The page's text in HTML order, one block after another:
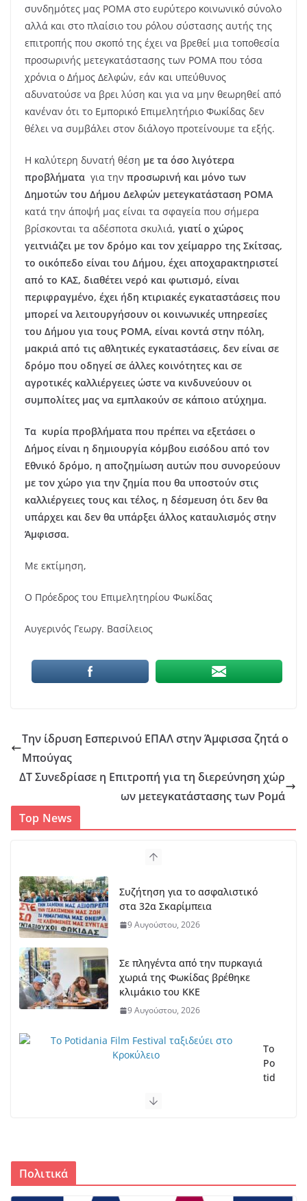
συνδημότες μας ΡΟΜΑ στο ευρύτερο κοινωνικό σύνολο
αλλά και στο πλαίσιο του ρόλου σύστασης αυτής της
επιτροπής που σκοπό της έχει να βρεθεί μια τοποθεσία
προσωρινής μετεγκατάστασης των ΡΟΜΑ που τόσα
χρόνια ο Δήμος Δελφών, εάν και υπεύθυνος
αδυνατούσε να βρει λύση και για να μην θεωρηθεί από
κανέναν ότι το Εμπορικό Επιμελητήριο Φωκίδας δεν
θέλει να συμβάλει στον διάλογο προτείνουμε τα εξής.
Η καλύτερη δυνατή θέση με τα όσο λιγότερα
προβλήματα για την προσωρινή και μόνο των
Δημοτών του Δήμου Δελφών μετεγκατάσταση ΡΟΜΑ
κατά την άποψή μας είναι τα σφαγεία που σήμερα
βρίσκονται τα αδέσποτα σκυλιά, γιατί ο χώρος
γειτνιάζει με τον δρόμο και τον χείμαρρο της Σκίτσας,
το οικόπεδο είναι του Δήμου, έχει αποχαρακτηριστεί
από το ΚΑΣ, διαθέτει νερό και φωτισμό, είναι
περιφραγμένο, έχει ήδη κτιριακές εγκαταστάσεις που
μπορεί να λειτουργήσουν οι κοινωνικές υπηρεσίες
του Δήμου για τους ΡΟΜΑ, είναι κοντά στην πόλη,
μακριά από τις αθλητικές εγκαταστάσεις, δεν είναι σε
δρόμο που οδηγεί σε άλλες κοινότητες και σε
αγροτικές καλλιέργειες ώστε να κινδυνεύουν οι
συμπολίτες μας να εμπλακούν σε κάποιο ατύχημα.
Τα κυρία προβλήματα που πρέπει να εξετάσει ο
Δήμος είναι η δημιουργία κόμβου εισόδου από τον
Εθνικό δρόμο, η αποζημίωση αυτών που συνορεύουν
με τον χώρο για την ζημία που θα υποστούν στις
καλλιέργειες τους και τέλος, η δέσμευση ότι δεν θα
υπάρχει και δεν θα υπάρξει άλλος καταυλισμός στην
Άμφισσα.
Με εκτίμηση,
Ο Πρόεδρος του Επιμελητηρίου Φωκίδας
Αυγερινός Γεωργ. Βασίλειος
Την ίδρυση Εσπερινού ΕΠΑΛ στην Άμφισσα ζητά ο
Μπούγας
ΔΤ Συνεδρίασε η Επιτροπή για τη διερεύνηση χώρ
ων μετεγκατάστασης των Ρομά
Top News
Συζήτηση για το ασφαλιστικό
στα 32α Σκαρίμπεια
9 Αυγούστου, 2026
Σε πληγέντα από την πυρκαγιά
χωριά της Φωκίδας βρέθηκε
κλιμάκιο του ΚΚΕ
9 Αυγούστου, 2026
Το
Po
tid
Πολιτικά